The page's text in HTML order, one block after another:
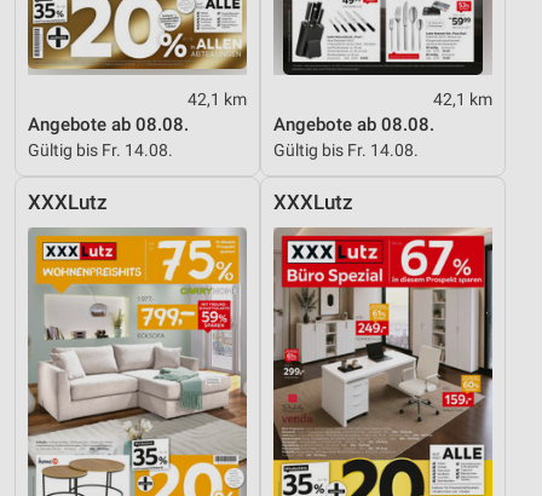
42,1 km
Angebote ab 08.08.
Gültig bis Fr. 14.08.
42,1 km
Angebote ab 08.08.
Gültig bis Fr. 14.08.
XXXLutz XXXLutz